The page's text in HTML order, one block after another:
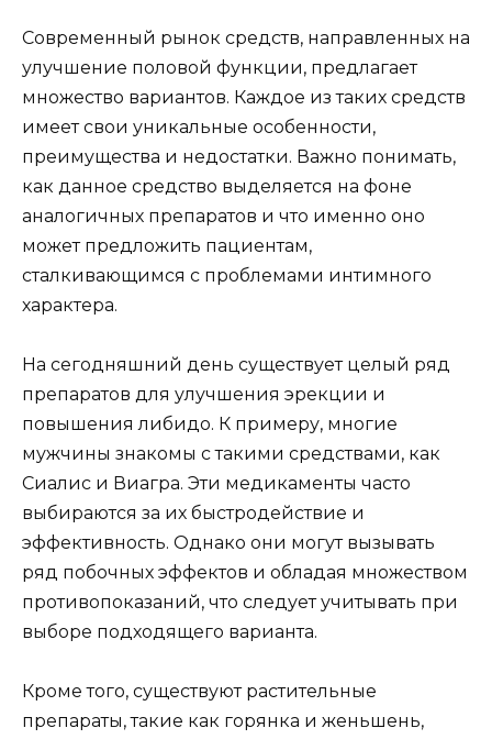
Современный рынок средств, направленных на
улучшение половой функции, предлагает
множество вариантов. Каждое из таких средств
имеет свои уникальные особенности,
преимущества и недостатки. Важно понимать,
как данное средство выделяется на фоне
аналогичных препаратов и что именно оно
может предложить пациентам,
сталкивающимся с проблемами интимного
характера.
На сегодняшний день существует целый ряд
препаратов для улучшения эрекции и
повышения либидо. К примеру, многие
мужчины знакомы с такими средствами, как
Сиалис и Виагра. Эти медикаменты часто
выбираются за их быстродействие и
эффективность. Однако они могут вызывать
ряд побочных эффектов и обладая множеством
противопоказаний, что следует учитывать при
выборе подходящего варианта.
Кроме того, существуют растительные
препараты, такие как горянка и женьшень,